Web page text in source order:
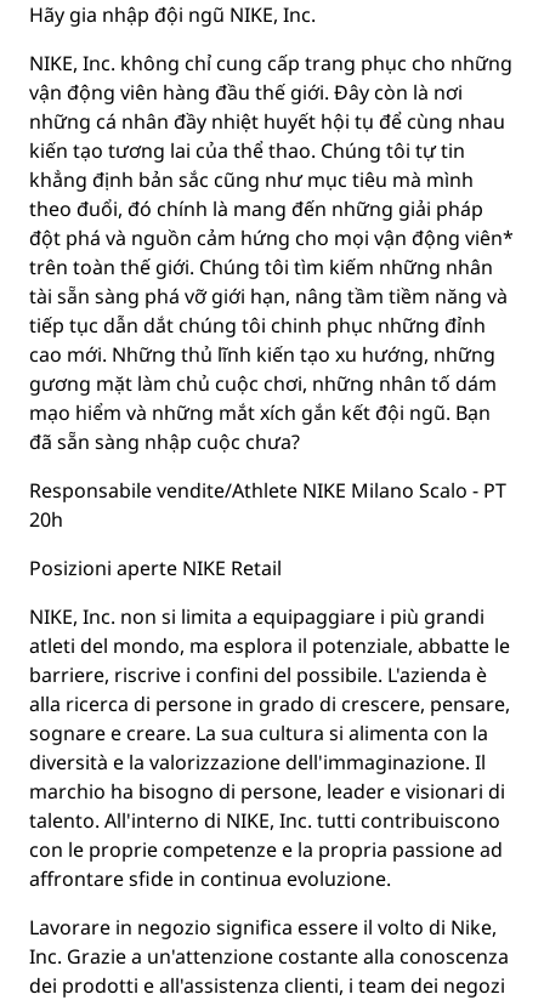
Hãy gia nhập đội ngũ NIKE, Inc.
NIKE, Inc. không chỉ cung cấp trang phục cho những
vận động viên hàng đầu thế giới. Đây còn là nơi
những cá nhân đầy nhiệt huyết hội tụ để cùng nhau
kiến tạo tương lai của thể thao. Chúng tôi tự tin
khẳng định bản sắc cũng như mục tiêu mà mình
theo đuổi, đó chính là mang đến những giải pháp
đột phá và nguồn cảm hứng cho mọi vận động viên*
trên toàn thế giới. Chúng tôi tìm kiếm những nhân
tài sẵn sàng phá vỡ giới hạn, nâng tầm tiềm năng và
tiếp tục dẫn dắt chúng tôi chinh phục những đỉnh
cao mới. Những thủ lĩnh kiến tạo xu hướng, những
gương mặt làm chủ cuộc chơi, những nhân tố dám
mạo hiểm và những mắt xích gắn kết đội ngũ. Bạn
đã sẵn sàng nhập cuộc chưa?
Responsabile vendite/Athlete NIKE Milano Scalo - PT
20h
Posizioni aperte NIKE Retail
NIKE, Inc. non si limita a equipaggiare i più grandi
atleti del mondo, ma esplora il potenziale, abbatte le
barriere, riscrive i confini del possibile. L'azienda è
alla ricerca di persone in grado di crescere, pensare,
sognare e creare. La sua cultura si alimenta con la
diversità e la valorizzazione dell'immaginazione. Il
marchio ha bisogno di persone, leader e visionari di
talento. All'interno di NIKE, Inc. tutti contribuiscono
con le proprie competenze e la propria passione ad
affrontare sfide in continua evoluzione.
Lavorare in negozio significa essere il volto di Nike,
Inc. Grazie a un'attenzione costante alla conoscenza
dei prodotti e all'assistenza clienti, i team dei negozi